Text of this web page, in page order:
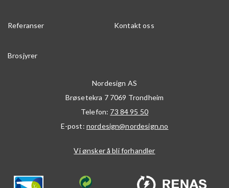
Referanser Kontakt oss
Brosjyrer
Nordesign AS
Brøsetekra 7 7069 Trondheim
Telefon: 73 84 95 50
E-post: nordesign@nordesign.no
Vi ønsker å bli forhandler